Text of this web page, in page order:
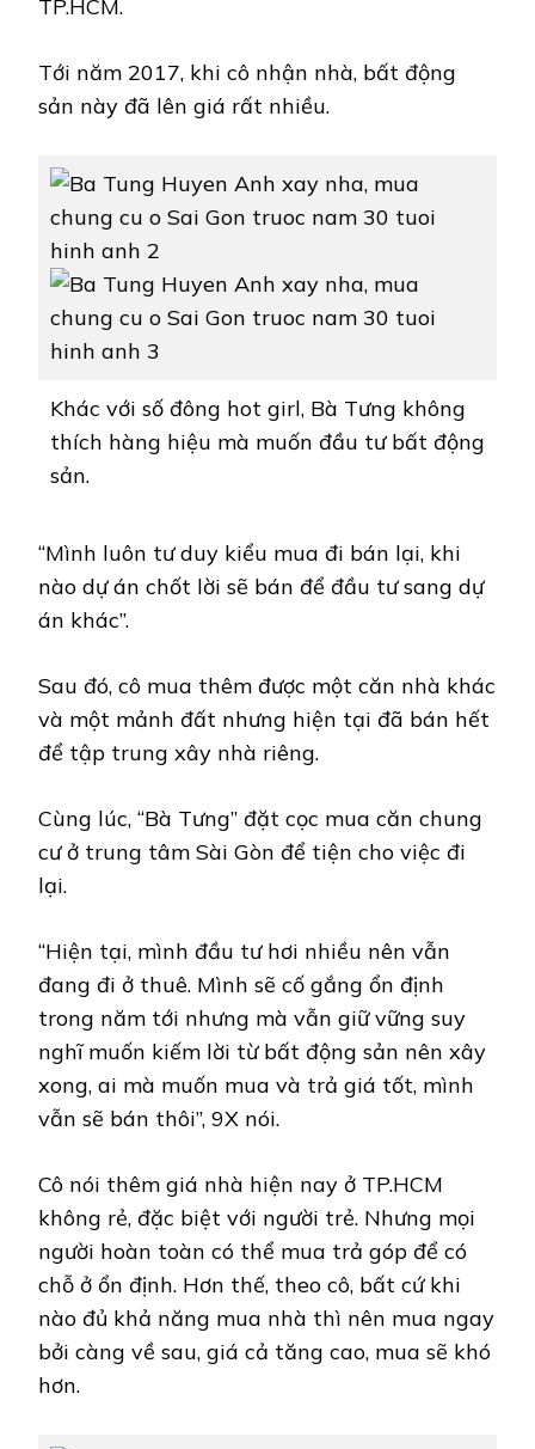
TP.HCM.
Tới năm 2017, khi cô nhận nhà, bất động
sản này đã lên giá rất nhiều.
Khác với số đông hot girl, Bà Tưng không
thích hàng hiệu mà muốn đầu tư bất động
sản.
“Mình luôn tư duy kiểu mua đi bán lại, khi
nào dự án chốt lời sẽ bán để đầu tư sang dự
án khác”.
Sau đó, cô mua thêm được một căn nhà khác
và một mảnh đất nhưng hiện tại đã bán hết
để tập trung xây nhà riêng.
Cùng lúc, “Bà Tưng” đặt cọc mua căn chung
cư ở trung tâm Sài Gòn để tiện cho việc đi
lại.
“Hiện tại, mình đầu tư hơi nhiều nên vẫn
đang đi ở thuê. Mình sẽ cố gắng ổn định
trong năm tới nhưng mà vẫn giữ vững suy
nghĩ muốn kiếm lời từ bất động sản nên xây
xong, ai mà muốn mua và trả giá tốt, mình
vẫn sẽ bán thôi”, 9X nói.
Cô nói thêm giá nhà hiện nay ở TP.HCM
không rẻ, đặc biệt với người trẻ. Nhưng mọi
người hoàn toàn có thể mua trả góp để có
chỗ ở ổn định. Hơn thế, theo cô, bất cứ khi
nào đủ khả năng mua nhà thì nên mua ngay
bởi càng về sau, giá cả tăng cao, mua sẽ khó
hơn.